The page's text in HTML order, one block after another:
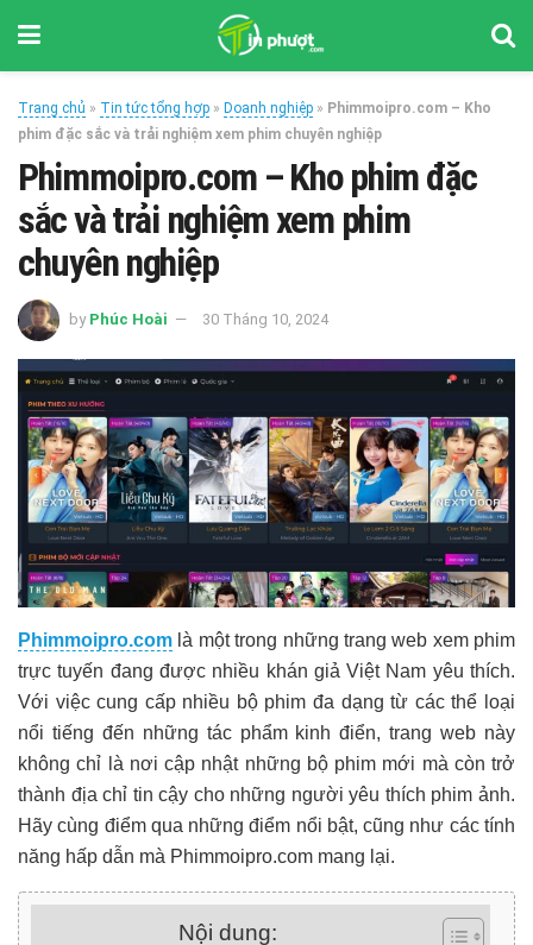
Trang chủ » Tin tức tổng hợp » Doanh nghiệp » Phimmoipro.com – Kho
phim đặc sắc và trải nghiệm xem phim chuyên nghiệp
Phimmoipro.com – Kho phim đặc
sắc và trải nghiệm xem phim
chuyên nghiệp
by Phúc Hoài 30 Tháng 10, 2024
Phimmoipro.com là một trong những trang web xem phim
trực tuyến đang được nhiều khán giả Việt Nam yêu thích.
Với việc cung cấp nhiều bộ phim đa dạng từ các thể loại
nổi tiếng đến những tác phẩm kinh điển, trang web này
không chỉ là nơi cập nhật những bộ phim mới mà còn trở
thành địa chỉ tin cậy cho những người yêu thích phim ảnh.
Hãy cùng điểm qua những điểm nổi bật, cũng như các tính
năng hấp dẫn mà Phimmoipro.com mang lại.
Nội dung: